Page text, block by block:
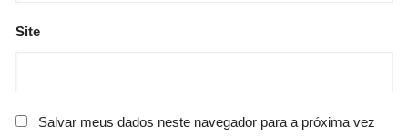
Site
Salvar meus dados neste navegador para a próxima vez